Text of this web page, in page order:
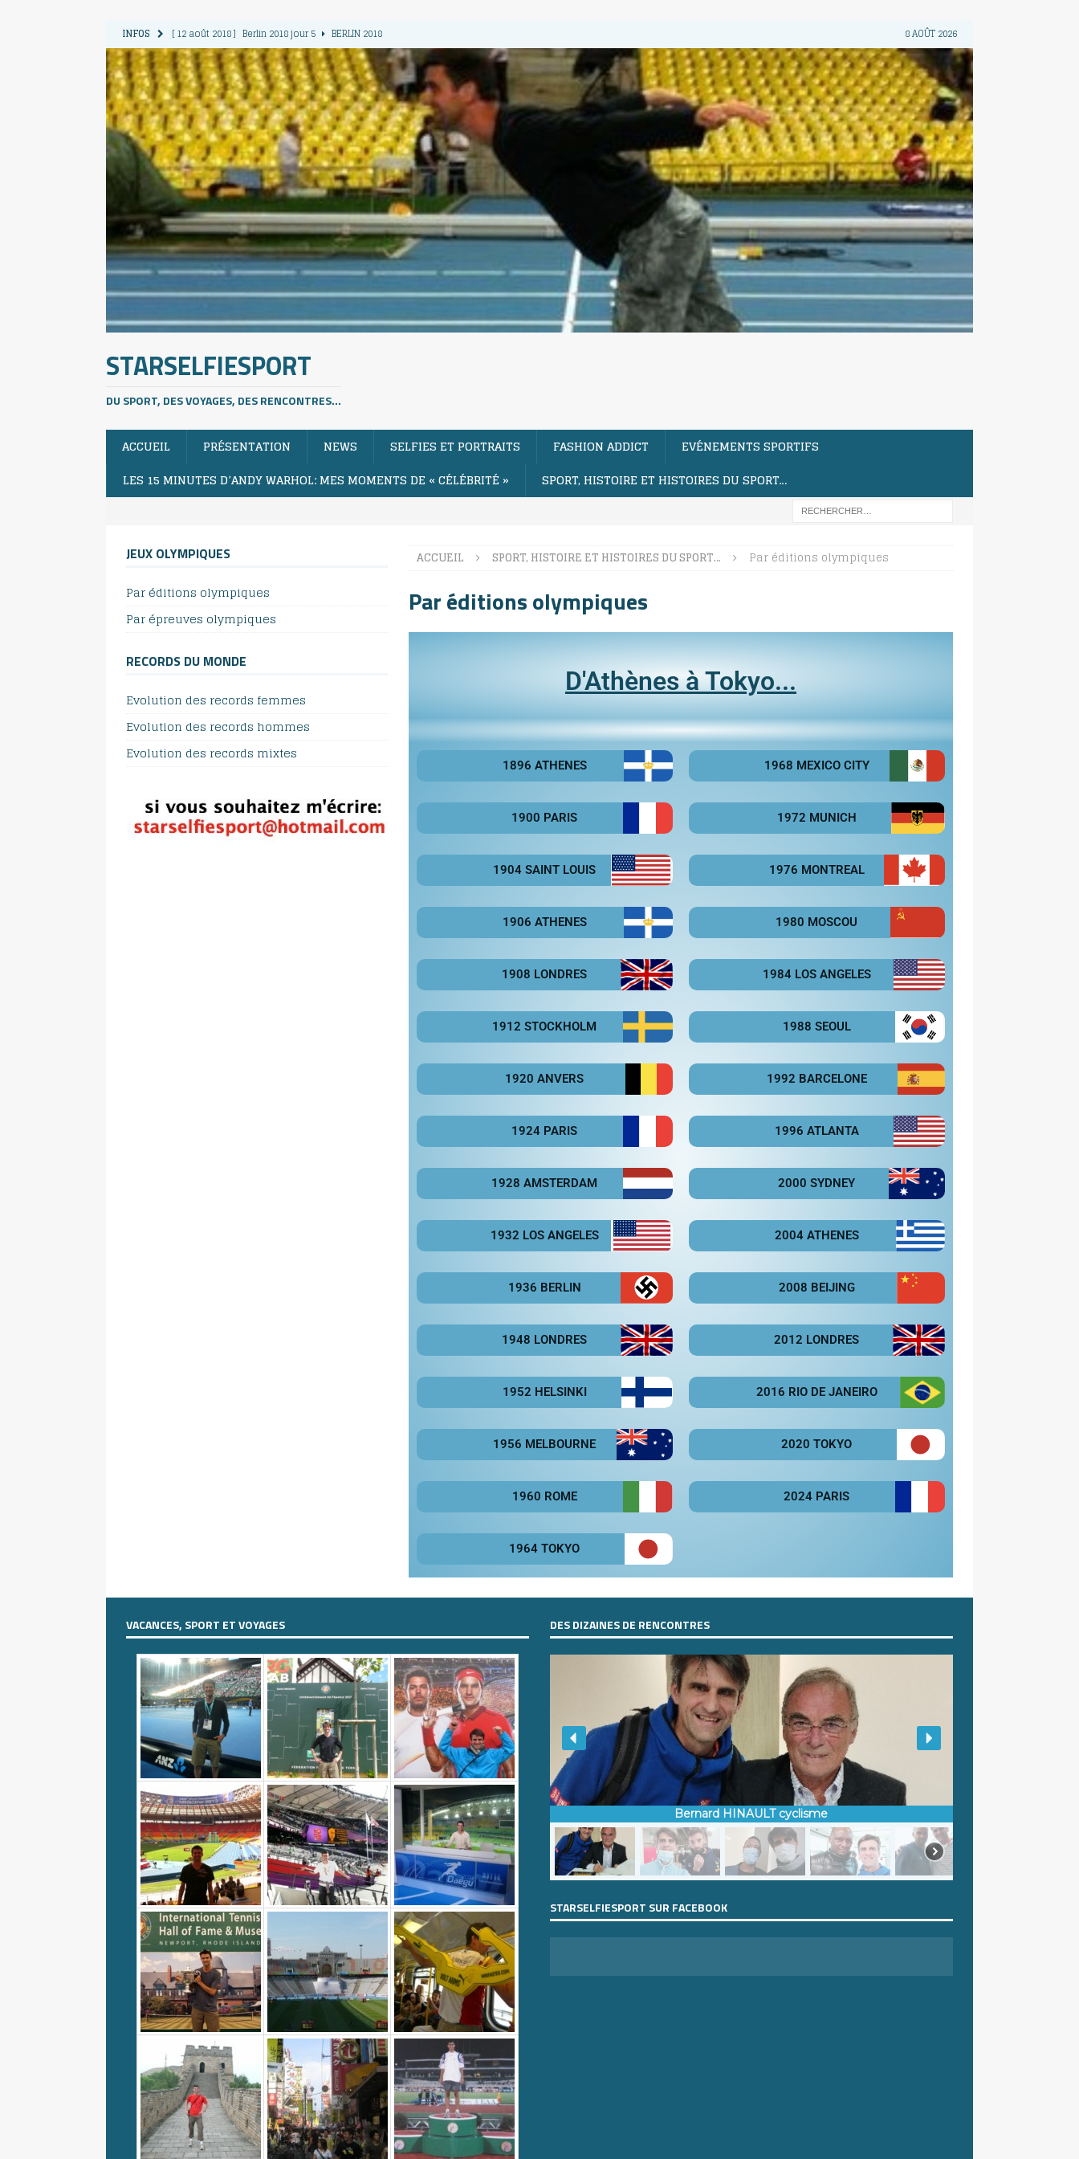
INFOS [ 12 août 2018 ] Berlin 2018 jour 5
BERLIN 2018
[ 11 août 2018 ] Berlin 2018 jour 4
BERLIN 2018
[ 10 août 2018 ] Berlin 2018 Jour 3
BERLIN 2018
[ 9 août 2018 ] Berlin 2018 jour 2
BERLIN 2018
[ 13 août 2018 ] Berlin 2018 jour 6 BERLIN 2018
8 AOÛT 2026
STARSELFIESPORT
DU SPORT, DES VOYAGES, DES RENCONTRES...
ACCUEIL PRÉSENTATION NEWS SELFIES ET PORTRAITS FASHION ADDICT
EVÉNEMENTS SPORTIFS
LES 15 MINUTES D’ANDY WARHOL: MES MOMENTS DE « CÉLÉBRITÉ »
SPORT, HISTOIRE ET HISTOIRES DU SPORT…
ACCUEIL SPORT, HISTOIRE ET HISTOIRES DU SPORT… Par éditions olympiques
Par éditions olympiques
D'Athènes à Tokyo...
1896 ATHENES
1900 PARIS
1904 SAINT LOUIS
1906 ATHENES
1908 LONDRES
1912 STOCKHOLM
1920 ANVERS
1924 PARIS
1928 AMSTERDAM
1932 LOS ANGELES
1936 BERLIN
1948 LONDRES
1952 HELSINKI
1956 MELBOURNE
1960 ROME
1964 TOKYO
1968 MEXICO CITY
1972 MUNICH
1976 MONTREAL
1980 MOSCOU
1984 LOS ANGELES
1988 SEOUL
1992 BARCELONE
1996 ATLANTA
2000 SYDNEY
2004 ATHENES
2008 BEIJING
2012 LONDRES
2016 RIO DE JANEIRO
2020 TOKYO
2024 PARIS
JEUX OLYMPIQUES
Par éditions olympiques
Par épreuves olympiques
RECORDS DU MONDE
Evolution des records femmes
Evolution des records hommes
Evolution des records mixtes
VACANCES, SPORT ET VOYAGES DES DIZAINES DE RENCONTRES
Bernard HINAULT cyclisme
STARSELFIESPORT SUR FACEBOOK